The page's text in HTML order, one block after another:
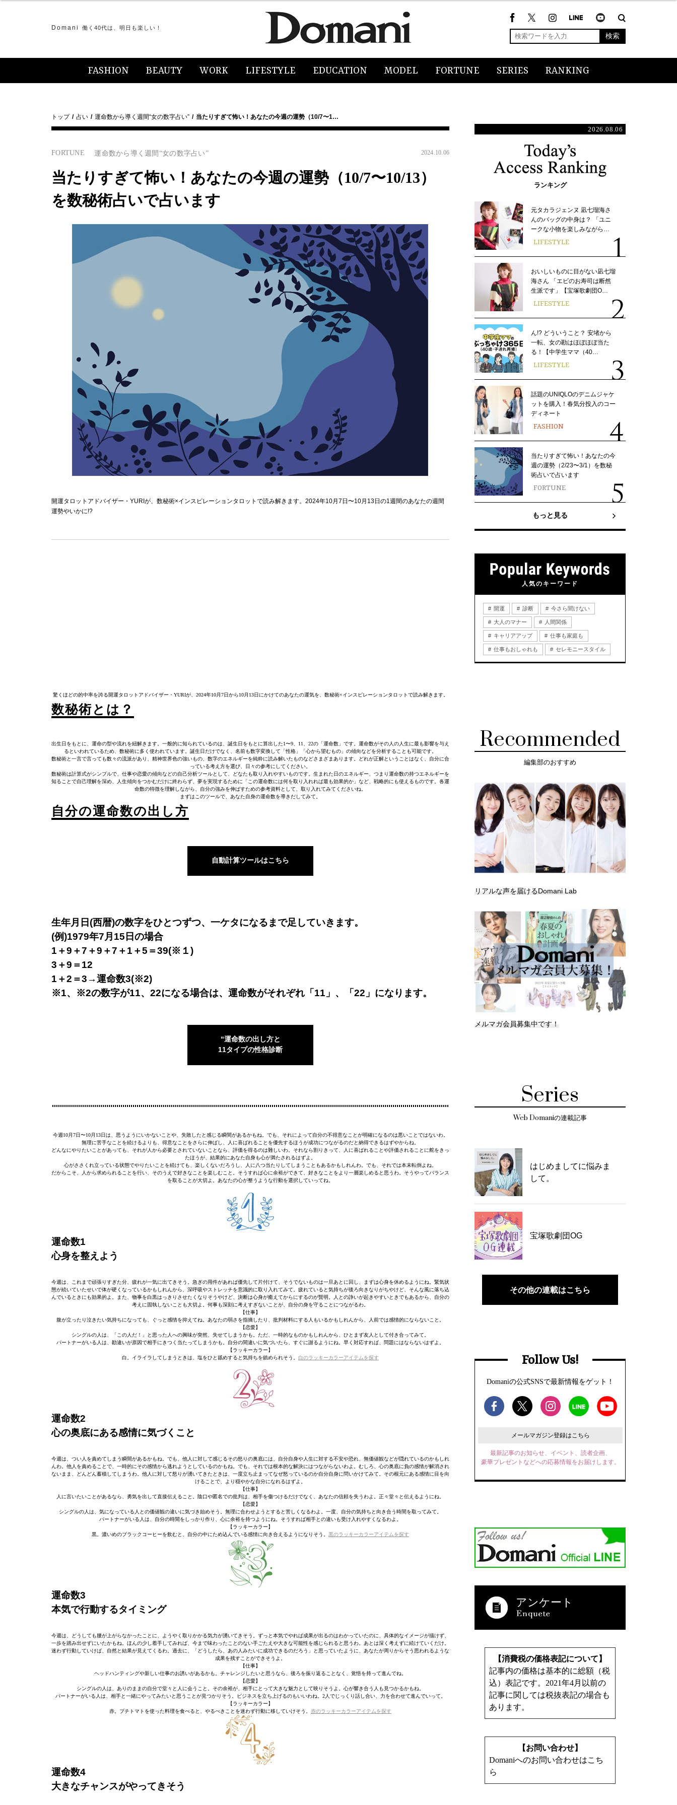
Domani 働く40代は、明日も楽しい！
検索
FASHION BEAUTY WORK LIFESTYLE EDUCATION MODEL FORTUNE SERIES RANKING
トップ 占い 運命数から導く週間“女の数字占い” 当たりすぎて怖い！あなたの今週の運勢（10/7〜1…
FORTUNE 運命数から導く週間“女の数字占い” 2024.10.06
当たりすぎて怖い！あなたの今週の運勢（10/7〜10/13）
を数秘術占いで占います
開運タロットアドバイザー・YURIが、数秘術×インスピレーションタロットで読み解きます。2024年10月7日〜10月13日の1週間のあなたの週間
運勢やいかに!?
驚くほどの的中率を誇る開運タロットアドバイザー・YURIが、2024年10月7日から10月13日にかけてのあなたの運気を、数秘術×インスピレーションタロットで読み解きます。
数秘術とは？
出生日をもとに、運命の型や流れを紐解きます。一般的に知られているのは、誕生日をもとに算出した1〜9、11、22の「運命数」です。運命数がその人の人生に最も影響を与え
るといわれているため、数秘術に多く使われています。誕生日だけでなく、名前も数字変換して「性格」「心から望むもの」の傾向などを分析することも可能です。
数秘術と一言で言っても数々の流派があり、精神世界色の強いもの、数字のエネルギーを純粋に読み解いたものなどさまざまあります。どれが正解ということはなく、自分に合
っている考え方を選び、日々の参考にしてください。
数秘術は計算式がシンプルで、仕事や恋愛の傾向などの自己分析ツールとして、どなたも取り入れやすいものです。生まれた日のエネルギー、つまり運命数の持つエネルギーを
知ることで自己理解を深め、人生傾向をつかむだけに終わらず、夢を実現するために「この運命数には何を取り入れれば最も効果的か」など、戦略的にも使えるものです。各運
命数の特徴を理解しながら、自分の強みを伸ばすための参考資料として、取り入れてみてくださいね。
まずはこのツールで、あなた自身の運命数を導きだしてみて。
自分の運命数の出し方
自動計算ツールはこちら
生年月日(西暦)の数字をひとつずつ、一ケタになるまで足していきます。
(例)1979年7月15日の場合
1＋9＋7＋9＋7＋1＋5＝39(※１)
3＋9＝12
1＋2＝3→運命数3(※2)
※1、※2の数字が11、22になる場合は、運命数がそれぞれ「11」、「22」になります。
“運命数の出し方と
11タイプの性格診断
今週10月7日〜10月13日は、思うようにいかないことや、失敗したと感じる瞬間があるかもね。でも、それによって自分の不得意なことが明確になるのは悪いことではないわ。
無理に苦手なことを続けるよりも、得意なことをさらに伸ばし、人に喜ばれることを優先するほうが成功につながるのだと納得できるはずやからね。
どんなにやりたいことがあっても、それが人から必要とされていないことなら、評価を得るのは難しいわ。それなら割りきって、人に喜ばれることや評価されることに舵をきっ
たほうが、結果的にあなた自身も心が満たされるはずよ。
心がささくれ立っている状態でやりたいことを続けても、楽しくないだろうし、人に八つ当たりしてしまうこともあるかもしれんわ。でも、それでは本末転倒よね。
だからこそ、人から求められることを行い、そのうえで好きなことを楽しむこと。そうすれば心に余裕ができて、好きなことをより一層楽しめると思うわ。そうやってバランス
を取ることが大切よ。あなたの心が整うような行動を選択していってね。
運命数1
心身を整えよう
今週は、これまで頑張りすぎた分、疲れが一気に出てきそう。急ぎの用件があれば優先して片付けて、そうでないものは一旦あとに回し、まずは心身を休めるようにね。緊気状
態が続いていたせいで体が硬くなっているかもしれんから、深呼吸やストレッチを意識的に取り入れてみて。疲れていると気持ちが後ろ向きなりがちやけど、そんな風に落ち込
んでいるときにも効果的よ。また、物事を白黒はっきりさせたくなりそうやけど、決断は心身が癒えてからにするのが賢明。人との諍いが起きやすいときでもあるから、自分の
考えに固執しないことも大切よ。何事も深刻に考えすぎないことが、自分の身を守ることにつながるわ。
【仕事】
腹が立ったり泣きたい気持ちになっても、ぐっと感情を抑えてね。あなたの弱さを指摘したり、批判材料にする人もいるかもしれんから、人前では感情的にならないこと。
【恋愛】
シングルの人は、「この人だ！」と思った人への興味が突然、失せてしまうかも。ただ、一時的なものかもしれんから、ひとまず友人として付き合ってみて。
パートナーがいる人は、勘違いが原因で相手にきつく当たってしまうかも。自分の間違いに気づいたら、すぐに謝るようにね。早く対応すれば、問題にはならないはずよ。
【ラッキーカラー】
白。イライラしてしまうときは、塩をひと舐めすると気持ちを鎮められそう。 白のラッキーカラーアイテムを探す
運命数2
心の奥底にある感情に気づくこと
今週は、つい人を責めてしまう瞬間があるかもね。でも、他人に対して感じるその怒りの奥底には、自分自身や人生に対する不安や恐れ、無価値観などが隠れているのかもしれ
んわ。他人を責めることで、一時的にその感情から逃れようとしているのかもね。でも、それでは根本的な解決にはつながらないわよ。むしろ、心の奥底に負の感情が解消され
ないまま、どんどん蓄積してしまうわ。他人に対して怒りが湧いてきたときは、一度立ち止まってなぜ怒っているのか自分自身に問いかけてみて。その根元にある感情に目を向
けることで、より穏やかな自分になれるはずよ。
【仕事】
人に言いたいことがあるなら、勇気を出して直接伝えること。陰口や匿名での批判は、相手を傷つけるだけでなく、あなたの信頼を失うわよ。正々堂々と伝えるようにね。
【恋愛】
シングルの人は、気になっている人との価値観の違いに気づき始めそう。無理に合わせようとすると苦しくなるわよ。一度、自分の気持ちと向き合う時間を取ってみて。
パートナーがいる人は、自分の時間をしっかり作り、心に余裕を持つようにね。そうすれば相手との違いも受け入れやすくなるわよ。
【ラッキーカラー】
黒。濃いめのブラックコーヒーを飲むと、自分の中にため込んでいる感情に向き合えるようになりそう。 黒のラッキーカラーアイテムを探す
運命数3
本気で行動するタイミング
今週は、どうしても腰が上がらなかったことに、ようやく取りかかる気力が湧いてきそう。ずっと本気でやれば成果が出るのはわかっていたのに、具体的なイメージが描けず、
一歩を踏み出せずにいたかもね。ほんの少し着手してみれば、今まで味わったことのない手ごたえや大きな可能性を感じられると思うわ。あとは深く考えずに続けていくだけ。
迷わず行動していけば、自然と結果が見えてくるわ。過去に、「どうしたら、あの人みたいに成功できるのだろう」と思っていたように、あなたが周りからそう思われるような
成果を残すことができそうよ。
【仕事】
ヘッドハンティングや新しい仕事のお誘いがあるかも。チャレンジしたいと思うなら、後ろを振り返ることなく、覚悟を持って進んでね。
【恋愛】
シングルの人は、ありのままの自分で堂々と人に会うこと。その余裕が、相手にとって大きな魅力として映りそうよ。心が響き合う人も見つかるかもね。
パートナーがいる人は、相手と一緒にやってみたいと思うことが見つかりそう。ビジネスを立ち上げるのもいいわね。2人でじっくり話し合い、力を合わせて進んでいって。
【ラッキーカラー】
赤。プチトマトを使った料理を食べると、やるべきことを迷わず行動に移していけそう。 赤のラッキーカラーアイテムを探す
運命数4
大きなチャンスがやってきそう
2026.08.06
ランキング
元タカラジェンヌ 凪七瑠海さ
んのバッグの中身は？ 「ユニ
ークな小物を楽しみながら…
LIFESTYLE
おいしいものに目がない凪七瑠
海さん 「エビのお寿司は断然
生派です」【宝塚歌劇団O…
LIFESTYLE
ん!? どういうこと？ 安堵から
一転、女の勘はほぼほぼ当た
る！【中学生ママ（40…
LIFESTYLE
話題のUNIQLOのデニムジャケ
ットを購入！春気分投入のコー
ディネート
FASHION
当たりすぎて怖い！あなたの今
週の運勢（2/23〜3/1）を数秘
術占いで占います
FORTUNE
もっと見る
人気のキーワード
開運 診断 今さら聞けない
大人のマナー 人間関係
キャリアアップ 仕事も家庭も
仕事もおしゃれも セレモニースタイル
Recommended
編集部のおすすめ
リアルな声を届けるDomani Lab
メルマガ会員募集中です！
Series
Web Domaniの連載記事
はじめましてに悩みま
して。
宝塚歌劇団OG
その他の連載はこちら
Follow Us!
Domaniの公式SNSで最新情報をゲット！
メールマガジン登録はこちら
最新記事のお知らせ、イベント、読者企画、
豪華プレゼントなどへの応募情報をお届けします。
アンケート
【消費税の価格表記について】
記事内の価格は基本的に総額（税
込）表記です。2021年4月以前の
記事に関しては税抜表記の場合も
あります。
【お問い合わせ】
Domaniへのお問い合わせはこち
ら